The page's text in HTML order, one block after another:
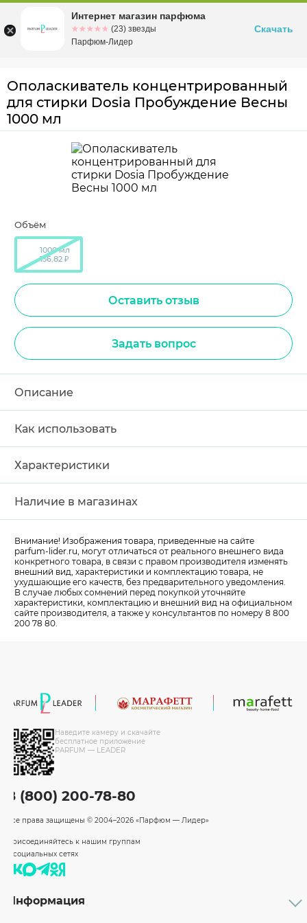
Омскул. Заозерная, 11, к. 1
Ополаскиватель концентрированный
для стирки Dosia Пробуждение Весны
1000 мл
Объём
1000 мл
136.82 ₽
Оставить отзыв
Задать вопрос
Описание
Как использовать
Характеристики
Наличие в магазинах
Внимание! Изображения товара, приведенные на сайте
parfum-lider.ru, могут отличаться от реального внешнего вида
конкретного товара, в связи с правом производителя изменять
внешний вид, характеристики и комплектацию товара, не
ухудшающие его качеств, без предварительного уведомления.
В случае любых сомнений перед покупкой уточняйте
характеристики, комплектацию и внешний вид на официальном
сайте производителя, а также у консультантов по номеру 8 800
200 78 80.
Наведите камеру и скачайте
бесплатное приложение
PARFUM — LEADER
8 (800) 200-78-80
Все права защищены © 2004–2026 «Парфюм — Лидер»
Присоединяйтесь к нашим группам
в социальных сетях
Информация
Интернет магазин парфюма
☆☆☆☆☆
★★★★★ (23) звезды
Парфюм-Лидер
Скачать